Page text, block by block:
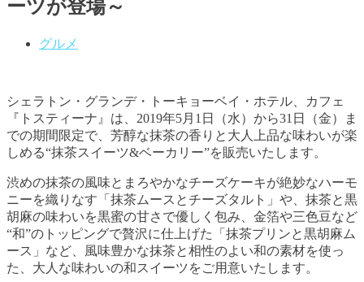
ーツが登場～
グルメ
シェラトン・グランデ・トーキョーベイ・ホテル、カフェ
『トスティーナ』は、2019年5月1日（水）から31日（金）ま
での期間限定で、芳醇な抹茶の香りと大人上品な味わいが楽
しめる“抹茶スイーツ&ベーカリー”を販売いたします。
渋めの抹茶の風味とまろやかなチーズケーキが絶妙なハーモ
ニーを織りなす「抹茶ムースとチーズタルト」や、抹茶と黒
胡麻の味わいを黒蜜の甘さで優しく包み、金箔や三色豆など
“和”のトッピングで贅沢に仕上げた「抹茶プリンと黒胡麻ム
ース」など、風味豊かな抹茶と相性のよい和の素材を使っ
た、大人な味わいの和スイーツをご用意いたします。